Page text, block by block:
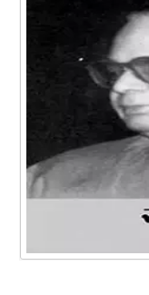
out of 5 180.00
₹185.00 ₹165.00